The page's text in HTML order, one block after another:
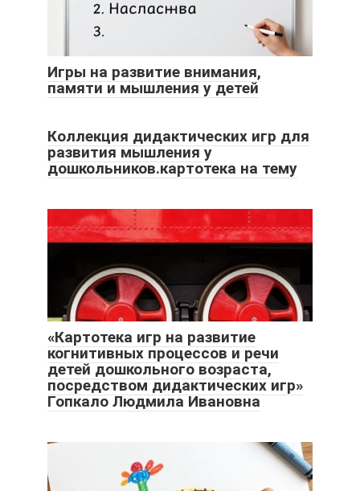
Игры на развитие внимания,
памяти и мышления у детей
Коллекция дидактических игр для
развития мышления у
дошкольников.картотека на тему
«Картотека игр на развитие
когнитивных процессов и речи
детей дошкольного возраста,
посредством дидактических игр»
Гопкало Людмила Ивановна